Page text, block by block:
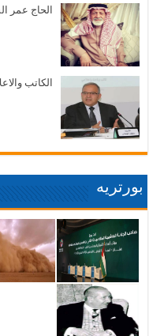
الحاج عمر
الكاتب
بورتريه